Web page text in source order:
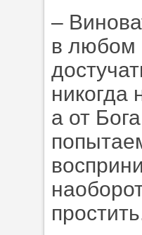
–
в любом
никогда
а от